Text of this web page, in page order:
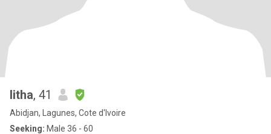
litha, 41
Abidjan, Lagunes, Cote d'Ivoire
Seeking: Male 36 - 60